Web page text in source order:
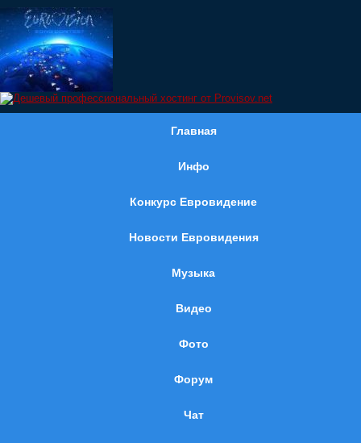
Главная
Инфо
Конкурс Евровидение
Новости Евровидения
Музыка
Видео
Фото
Форум
Чат